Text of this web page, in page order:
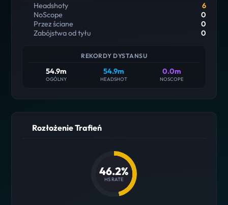
Headshoty
6
NoScope
0
Przez ściane
0
Zabójstwa od tyłu
0
REKORDY DYSTANSU
54.9m
OGÓLNY
54.9m
HEADSHOT
0.0m
NOSCOPE
Rozłożenie Trafień
46.2%
HS RATE